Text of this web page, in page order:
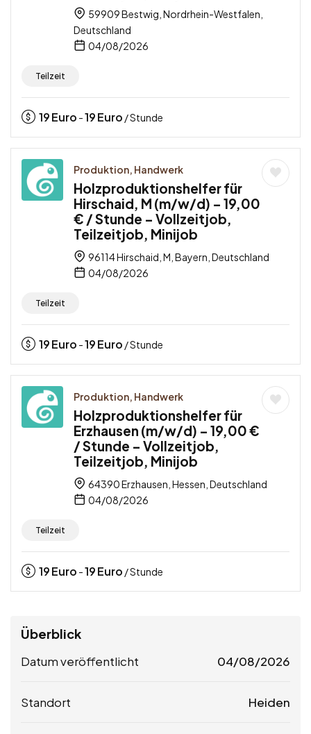
59909 Bestwig, Nordrhein-Westfalen,
Deutschland
04/08/2026
Teilzeit
19Euro -19Euro / Stunde
Produktion, Handwerk
Holzproduktionshelfer für
Hirschaid, M (m/w/d) – 19,00
€ / Stunde – Vollzeitjob,
Teilzeitjob, Minijob
96114 Hirschaid, M, Bayern, Deutschland
04/08/2026
Teilzeit
19Euro -19Euro / Stunde
Produktion, Handwerk
Holzproduktionshelfer für
Erzhausen (m/w/d) – 19,00 €
/ Stunde – Vollzeitjob,
Teilzeitjob, Minijob
64390 Erzhausen, Hessen, Deutschland
04/08/2026
Teilzeit
19Euro -19Euro / Stunde
Überblick
Datum veröffentlicht 04/08/2026
Standort Heiden